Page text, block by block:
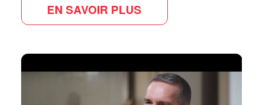
EN SAVOIR PLUS